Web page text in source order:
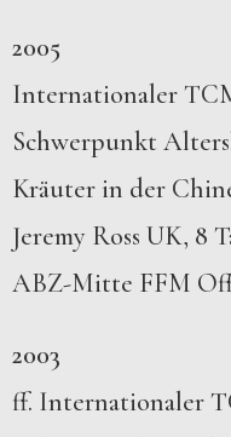
2005
Internationaler
Schwerpunkt
Kräuter in der
Jeremy Ross UK, 8
ABZ-Mitte FFM
2003
ff. Internationaler